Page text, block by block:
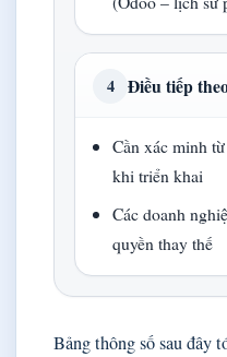
4 Điều tiếp
Cần xác minh
khi triển khai
Các doanh
quyền thay thế
Bảng thông số sau đây